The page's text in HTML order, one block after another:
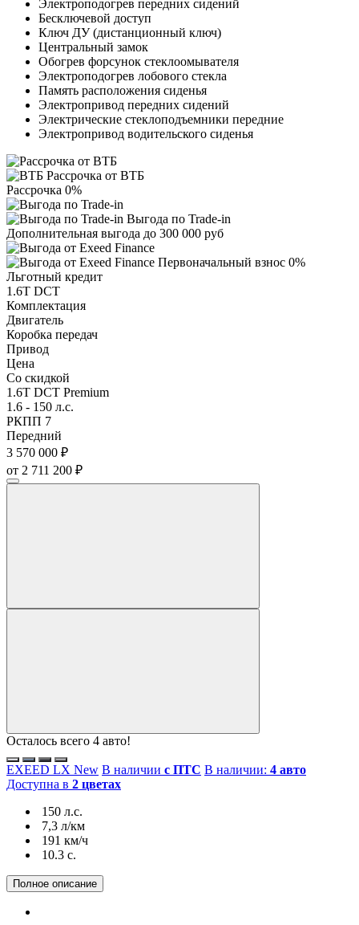
Электроподогрев передних сидений
Бесключевой доступ
Ключ ДУ (дистанционный ключ)
Центральный замок
Обогрев форсунок стеклоомывателя
Электроподогрев лобового стекла
Память расположения сиденья
Электропривод передних сидений
Электрические стеклоподъемники передние
Электропривод водительского сиденья
Рассрочка от ВТБ
Рассрочка 0%
Выгода по Trade-in
Дополнительная выгода до 300 000 руб
Первоначальный взнос 0%
Льготный кредит
1.6T DCT
Комплектация
Двигатель
Коробка передач
Привод
Цена
Со скидкой
1.6T DCT Premium
1.6 - 150 л.с.
РКПП 7
Передний
3 570 000 ₽
от 2 711 200 ₽
Осталось всего 4 авто!
EXEED LX New В наличии с ПТС В наличии: 4 авто
Доступна в 2 цветах
150 л.с.
7,3 л/км
191 км/ч
10.3 c.
Полное описание